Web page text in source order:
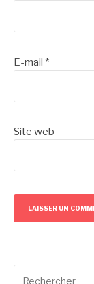
E-mail *
Site web